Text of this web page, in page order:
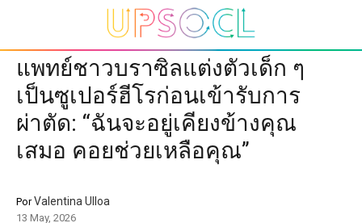
แพทย์ชาวบราซิลแต่งตัวเด็ก ๆ
เป็นซูเปอร์ฮีโรก่อนเข้ารับการ
ผ่าตัด: “ฉันจะอยู่เคียงข้างคุณ
เสมอ คอยช่วยเหลือคุณ”
PorValentina Ulloa
13 May, 2026